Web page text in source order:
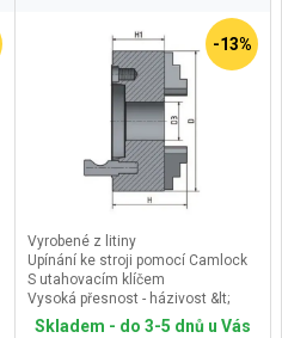
-13%
Vyrobené z litiny
Upínání ke stroji pomocí Camlock
S utahovacím klíčem
Vysoká přesnost - házivost &lt;
0,05 mm
Skladem - do 3-5 dnů u Vás